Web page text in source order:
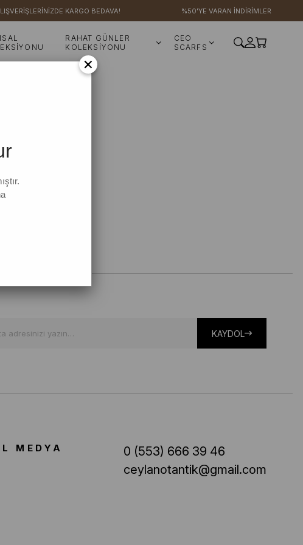
KARGO BEDAVA! %50'YE VARAN İNDİRİMLER
RAHAT GÜNLER
KOLEKSİYONU
CEO
SCARFS
KAYDOL
MEDYA
0 (553) 666 39 46
ceylanotantik@gmail.com
×